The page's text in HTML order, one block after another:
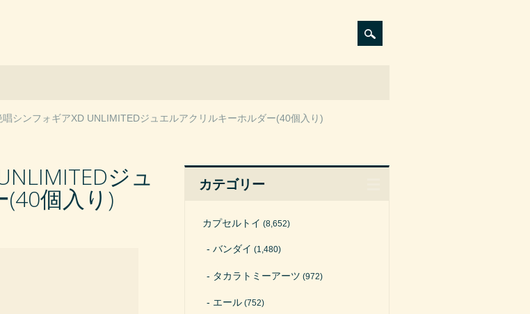
唱シンフォギアXD UNLIMITEDジュエルアクリルキーホルダー(40個入り)
ジュ
個入り) カテゴリー
カプセルトイ (8,652)
バンダイ (1,480)
タカラトミーアーツ (972)
エール (752)